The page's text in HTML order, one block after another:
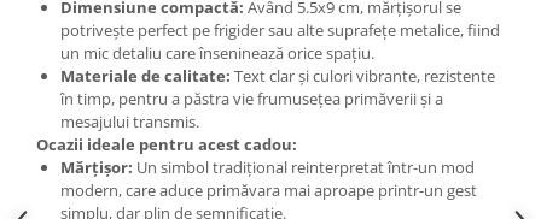
Dimensiune compactă: Având 5.5x9 cm, mărțișorul se
potrivește perfect pe frigider sau alte suprafețe metalice, fiind
un mic detaliu care înseninează orice spațiu.
Materiale de calitate: Text clar și culori vibrante, rezistente
în timp, pentru a păstra vie frumusețea primăverii și a
mesajului transmis.
Ocazii ideale pentru acest cadou:
Mărțișor: Un simbol tradițional reinterpretat într-un mod
modern, care aduce primăvara mai aproape printr-un gest
simplu, dar plin de semnificație.